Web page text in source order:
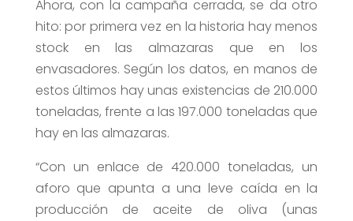
Ahora, con la campaña cerrada, se da otro
hito: por primera vez en la historia hay menos
stock en las almazaras que en los
envasadores. Según los datos, en manos de
estos últimos hay unas existencias de 210.000
toneladas, frente a las 197.000 toneladas que
hay en las almazaras.
“Con un enlace de 420.000 toneladas, un
aforo que apunta a una leve caída en la
producción de aceite de oliva (unas